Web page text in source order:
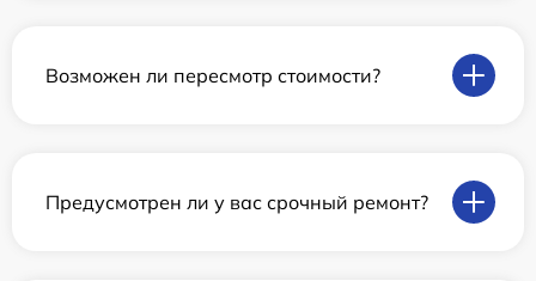
Возможен ли пересмотр стоимости?
Предусмотрен ли у вас срочный ремонт?